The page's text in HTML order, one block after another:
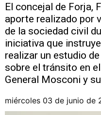
El concejal de Forja,
aporte realizado por
de la sociedad civil
iniciativa que
realizar un estudio
sobre el tránsito en
General Mosconi y
miércoles 03 de junio de